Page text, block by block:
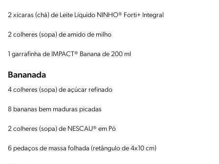
2 xícaras (chá) de Leite Líquido NINHO® Forti+ Integral
2 colheres (sopa) de amido de milho
1 garrafinha de IMPACT® Banana de 200 ml
Bananada
4 colheres (sopa) de açúcar refinado
8 bananas bem maduras picadas
2 colheres (sopa) de NESCAU® em Pó
6 pedaços de massa folhada (retângulo de 4x10 cm)